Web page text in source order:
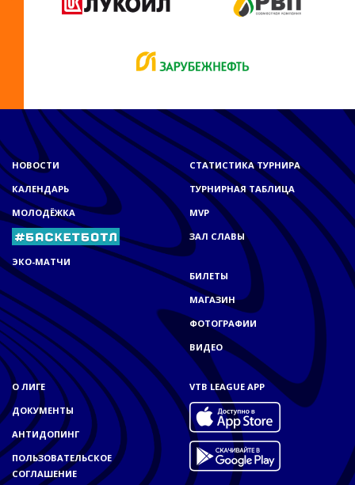
НОВОСТИ
КАЛЕНДАРЬ
МОЛОДЁЖКА
ЭКО-МАТЧИ
СТАТИСТИКА ТУРНИРА
ТУРНИРНАЯ ТАБЛИЦА
MVP
ЗАЛ СЛАВЫ
БИЛЕТЫ
МАГАЗИН
ФОТОГРАФИИ
ВИДЕО
О ЛИГЕ
ДОКУМЕНТЫ
АНТИДОПИНГ
ПОЛЬЗОВАТЕЛЬСКОЕ
СОГЛАШЕНИЕ
VTB LEAGUE APP